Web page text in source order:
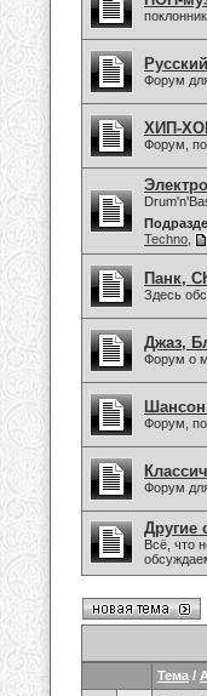
Форум
ХИП-
Форум,
Techno
Панк,
Здесь
Джаз,
Форум о
Шансон
Форум,
Форум
Другие
Всё, что
Тема /